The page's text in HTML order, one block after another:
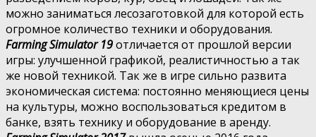
можно заниматься лесозаготовкой для которой есть
огромное количество техники и оборудования.
Farming Simulator 19отличается от прошлой версии
игры: улучшенной графикой, реалистичностью а так
же новой техникой. Так же в игре сильно развита
экономическая система: постоянно меняющиеся цены
на культуры, можно воспользоваться кредитом в
банке, взять технику и оборудование в аренду.